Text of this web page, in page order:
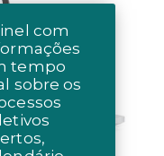
com
tempo
sobre os